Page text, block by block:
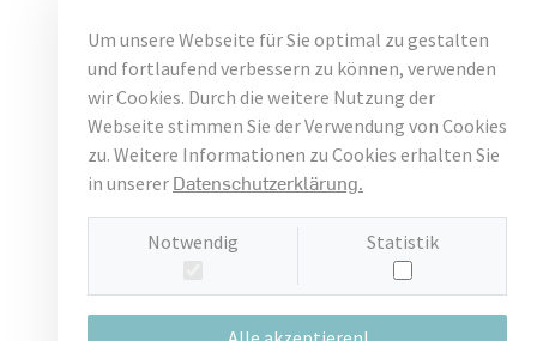
Um unsere Webseite für Sie optimal zu gestalten
und fortlaufend verbessern zu können, verwenden
wir Cookies. Durch die weitere Nutzung der
Webseite stimmen Sie der Verwendung von Cookies
zu. Weitere Informationen zu Cookies erhalten Sie
in unserer Datenschutzerklärung.
Notwendig Statistik